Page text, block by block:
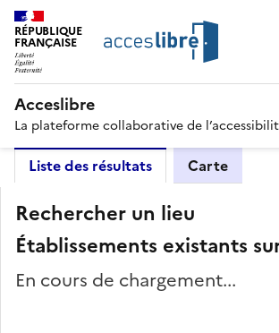
RÉPUBLIQUE
FRANÇAISE
Acceslibre
La plateforme collaborative de
Liste des résultats Carte
Rechercher un lieu
Établissements existants
En cours de chargement...